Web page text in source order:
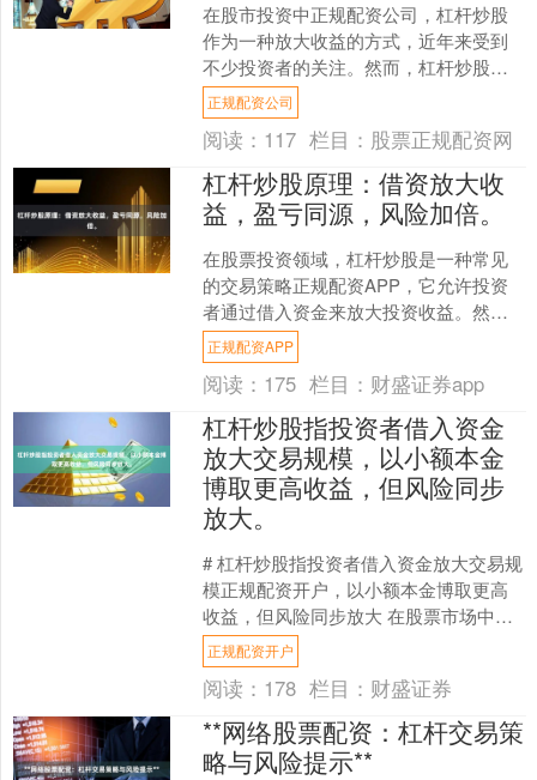
在股市投资中正规配资公司，杠杆炒股
作为一种放大收益的方式，近年来受到
不少投资者的关注。然而，杠杆炒股是
否合法？其背后又隐藏着哪些规则与风
险？本文将为您详细解析，....
正规配资公司
阅读： 117 栏目： 股票正规配资网
杠杆炒股原理：借资放大收
益，盈亏同源，风险加倍。
在股票投资领域，杠杆炒股是一种常见
的交易策略正规配资APP，它允许投资
者通过借入资金来放大投资收益。然
而，这种策略并非没有代价，其核心特
征可以用一句话概括：**....
正规配资APP
阅读： 175 栏目： 财盛证券app
杠杆炒股指投资者借入资金
放大交易规模，以小额本金
博取更高收益，但风险同步
放大。
# 杠杆炒股指投资者借入资金放大交易规
模正规配资开户，以小额本金博取更高
收益，但风险同步放大 在股票市场中，
杠杆交易是一种常见的投资策略。杠杆
炒股指投资者借入资....
正规配资开户
阅读： 178 栏目： 财盛证券
**网络股票配资：杠杆交易策
略与风险提示**